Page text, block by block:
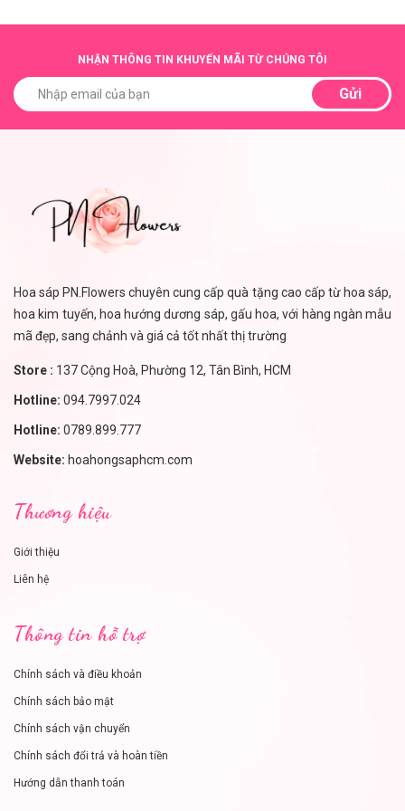
NHẬN THÔNG TIN KHUYẾN MÃI TỪ CHÚNG TÔI
Gửi
Hoa sáp PN.Flowers chuyên cung cấp quà tặng cao cấp từ hoa sáp,
hoa kim tuyến, hoa hướng dương sáp, gấu hoa, với hàng ngàn mẫu
mã đẹp, sang chảnh và giá cả tốt nhất thị trường
Store : 137 Cộng Hoà, Phường 12, Tân Bình, HCM
Hotline: 094.7997.024
Hotline: 0789.899.777
Website: hoahongsaphcm.com
Thương hiệu
Giới thiệu
Liên hệ
Thông tin hỗ trợ
Chính sách và điều khoản
Chính sách bảo mật
Chính sách vận chuyển
Chính sách đổi trả và hoàn tiền
Hướng dẫn thanh toán